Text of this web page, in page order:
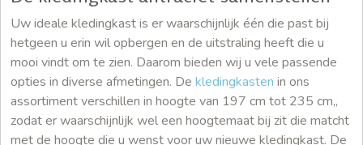
Uw ideale kledingkast is er waarschijnlijk één die past bij
hetgeen u erin wil opbergen en de uitstraling heeft die u
mooi vindt om te zien. Daarom bieden wij u vele passende
opties in diverse afmetingen. De kledingkasten in ons
assortiment verschillen in hoogte van 197 cm tot 235 cm,,
zodat er waarschijnlijk wel een hoogtemaat bij zit die matcht
met de hoogte die u wenst voor uw nieuwe kledingkast. De